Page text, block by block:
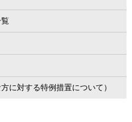
に対する特例措置について）